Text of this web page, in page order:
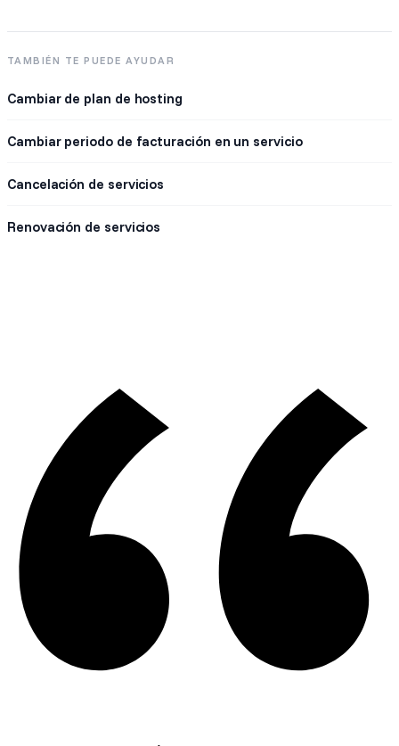
TAMBIÉN TE PUEDE AYUDAR
Cambiar de plan de hosting
Cambiar periodo de facturación en un servicio
Cancelación de servicios
Renovación de servicios